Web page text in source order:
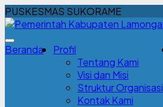
PUSKESMAS SUKORAME
Beranda
Profil
Tentang Kami
Visi dan Misi
Struktur Organisasi
Kontak Kami